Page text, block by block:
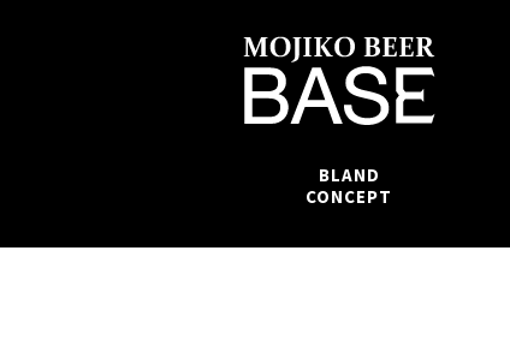
BLAND
CONCEPT